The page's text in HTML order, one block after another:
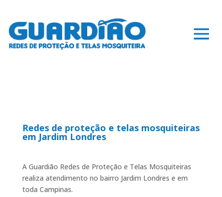
Redes de proteção e telas mosquiteiras
em Jardim Londres
A Guardião Redes de Proteção e Telas Mosquiteiras
realiza atendimento no bairro Jardim Londres e em
toda Campinas.